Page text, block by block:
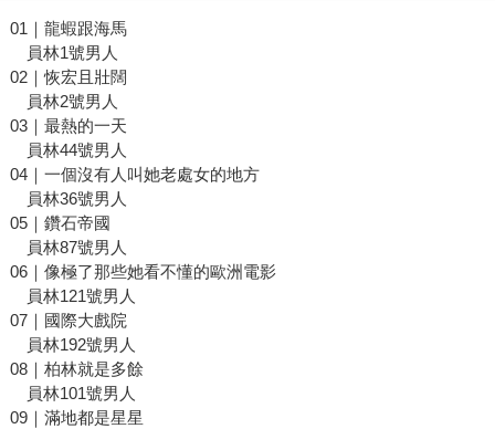
01｜龍蝦跟海馬
員林1號男人
02｜恢宏且壯闊
員林2號男人
03｜最熱的一天
員林44號男人
04｜一個沒有人叫她老處女的地方
員林36號男人
05｜鑽石帝國
員林87號男人
06｜像極了那些她看不懂的歐洲電影
員林121號男人
07｜國際大戲院
員林192號男人
08｜柏林就是多餘
員林101號男人
09｜滿地都是星星